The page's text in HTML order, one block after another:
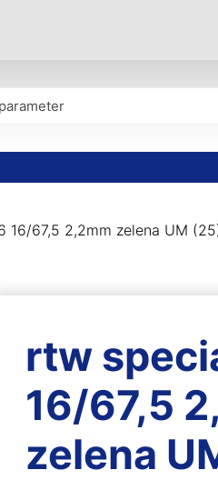
16/67,5 2,2mm zelena UM
rtw
16/67,5
zelena